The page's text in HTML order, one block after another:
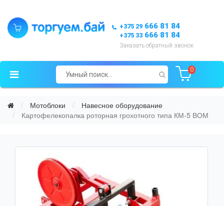
+375 29 666 81 84
+375 33 666 81 84
Заказать обратный звонок
0
Мотоблоки
Навесное оборудование
Картофелекопалка роторная грохотного типа КМ-5 ВОМ